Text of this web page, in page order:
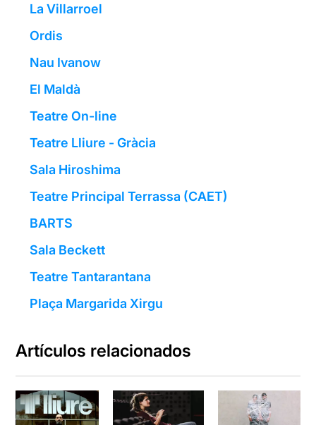
La Villarroel
Ordis
Nau Ivanow
El Maldà
Teatre On-line
Teatre Lliure - Gràcia
Sala Hiroshima
Teatre Principal Terrassa (CAET)
BARTS
Sala Beckett
Teatre Tantarantana
Plaça Margarida Xirgu
Artículos relacionados